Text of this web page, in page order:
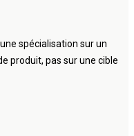
spécialisation sur un
produit, pas sur une cible